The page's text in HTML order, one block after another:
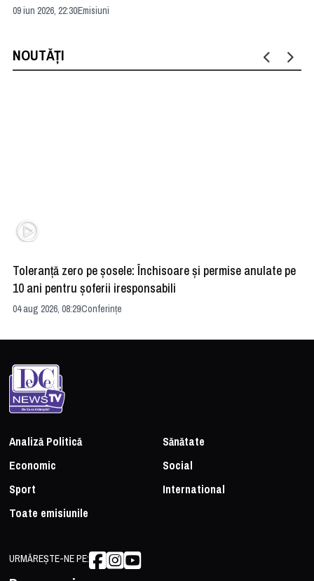
09 iun 2026, 22:30Emisiuni
NOUTĂȚI
Toleranță zero pe șosele: Închisoare și permise anulate pe
10 ani pentru șoferii iresponsabili
04 aug 2026, 08:29Conferințe
Analiză Politică
Sănătate
Economic
Social
Sport
International
Toate emisiunile
URMĂREȘTE-NE PE: